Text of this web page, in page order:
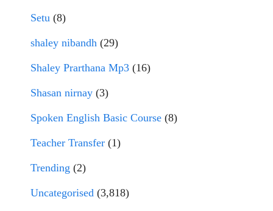
Setu (8)
shaley nibandh (29)
Shaley Prarthana Mp3 (16)
Shasan nirnay (3)
Spoken English Basic Course (8)
Teacher Transfer (1)
Trending (2)
Uncategorised (3,818)